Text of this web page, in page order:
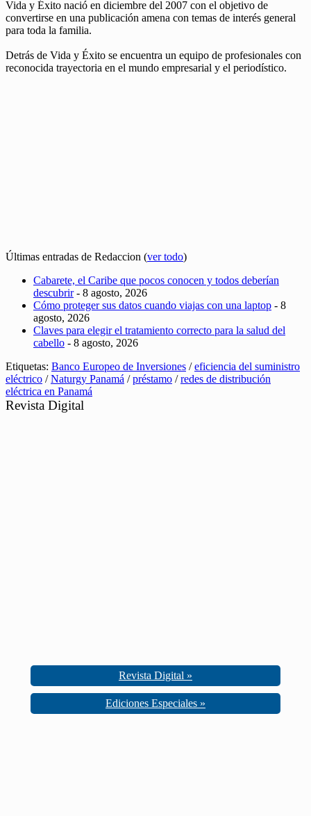
Vida y Éxito nació en diciembre del 2007 con el objetivo de
convertirse en una publicación amena con temas de interés general
para toda la familia.
Detrás de Vida y Éxito se encuentra un equipo de profesionales con
reconocida trayectoria en el mundo empresarial y el periodístico.
Últimas entradas de Redaccion (ver todo)
Cabarete, el Caribe que pocos conocen y todos deberían
descubrir- 8 agosto, 2026
Cómo proteger sus datos cuando viajas con una laptop - 8
agosto, 2026
Claves para elegir el tratamiento correcto para la salud del
cabello - 8 agosto, 2026
Etiquetas: Banco Europeo de Inversiones /eficiencia del suministro
eléctrico /Naturgy Panamá /préstamo /redes de distribución
eléctrica en Panamá
Revista Digital
Revista Digital »
Ediciones Especiales »